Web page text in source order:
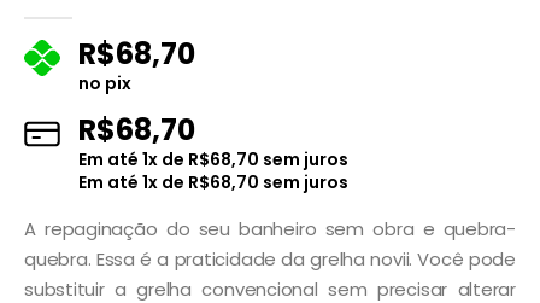
R$68,70
no pix
R$68,70
Em até 1x de R$68,70 sem juros
Em até 1x de R$68,70 sem juros
A repaginação do seu banheiro sem obra e quebra-
quebra. Essa é a praticidade da grelha novii. Você pode
substituir a grelha convencional sem precisar alterar